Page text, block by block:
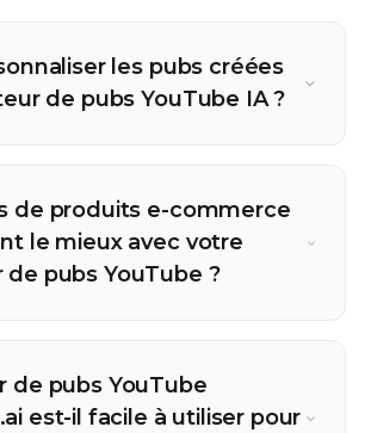
les pubs créées
de pubs YouTube IA ?
de produits e-commerce
le mieux avec votre
pubs YouTube ?
de pubs YouTube
est-il facile à utiliser pour